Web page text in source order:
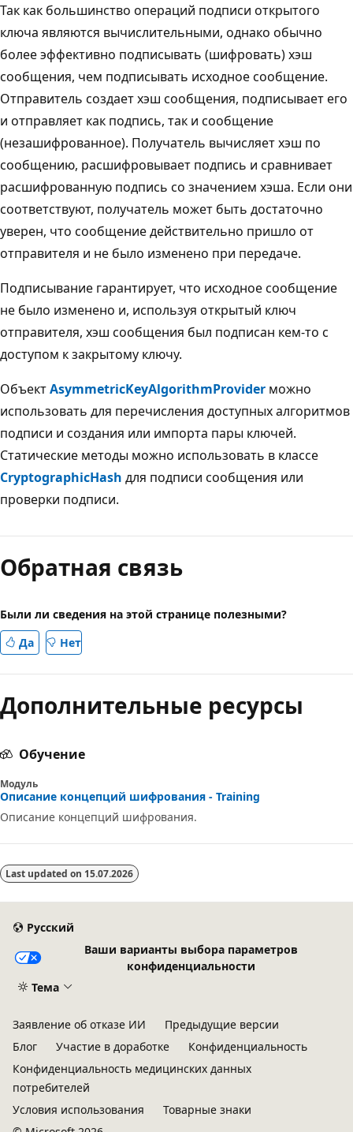
Так как большинство операций подписи открытого
ключа являются вычислительными, однако обычно
более эффективно подписывать (шифровать) хэш
сообщения, чем подписывать исходное сообщение.
Отправитель создает хэш сообщения, подписывает его
и отправляет как подпись, так и сообщение
(незашифрованное). Получатель вычисляет хэш по
сообщению, расшифровывает подпись и сравнивает
расшифрованную подпись со значением хэша. Если они
соответствуют, получатель может быть достаточно
уверен, что сообщение действительно пришло от
отправителя и не было изменено при передаче.
Подписывание гарантирует, что исходное сообщение
не было изменено и, используя открытый ключ
отправителя, хэш сообщения был подписан кем-то с
доступом к закрытому ключу.
ОбъектAsymmetricKeyAlgorithmProvider можно
использовать для перечисления доступных алгоритмов
подписи и создания или импорта пары ключей.
Статические методы можно использовать в классе
CryptographicHash для подписи сообщения или
проверки подписи.
Обратная связь
Были ли сведения на этой странице полезными?
Да
Нет
Дополнительные ресурсы
Обучение
Модуль
Описание концепций шифрования - Training
Описание концепций шифрования.
Last updated on 15.07.2026
Русский
Ваши варианты выбора параметров
конфиденциальности
Тема
Заявление об отказе ИИ
Предыдущие версии
Блог
Участие в доработке
Конфиденциальность
Конфиденциальность медицинских данных
потребителей
Условия использования
Товарные знаки